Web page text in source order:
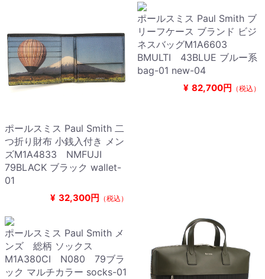
ポールスミス Paul Smith 二
つ折り財布 小銭入付き メン
ズM1A4833 NMFUJI
79BLACK ブラック wallet-
01
¥ 32,300円 （税込）
ポールスミス Paul Smith ブ
リーフケース ブランド ビジ
ネスバッグM1A6603
BMULTI 43BLUE ブルー系
bag-01 new-04
¥ 82,700円 （税込）
ポールスミス Paul Smith メ
ンズ 総柄 ソックス
M1A380CI N080 79ブラ
ック マルチカラー socks-01